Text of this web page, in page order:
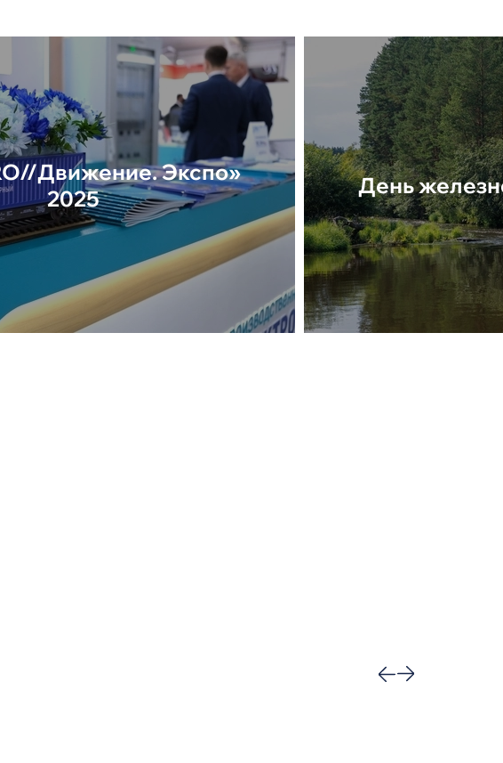
Движение. Экспо»
2025
День